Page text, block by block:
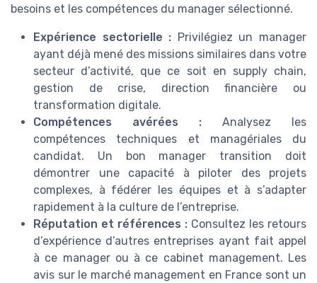
besoins et les compétences du manager sélectionné.
Expérience sectorielle : Privilégiez un manager
ayant déjà mené des missions similaires dans votre
secteur d’activité, que ce soit en supply chain,
gestion de crise, direction financière ou
transformation digitale.
Compétences avérées : Analysez les
compétences techniques et managériales du
candidat. Un bon manager transition doit
démontrer une capacité à piloter des projets
complexes, à fédérer les équipes et à s’adapter
rapidement à la culture de l’entreprise.
Réputation et références : Consultez les retours
d’expérience d’autres entreprises ayant fait appel
à ce manager ou à ce cabinet management. Les
avis sur le marché management en France sont un